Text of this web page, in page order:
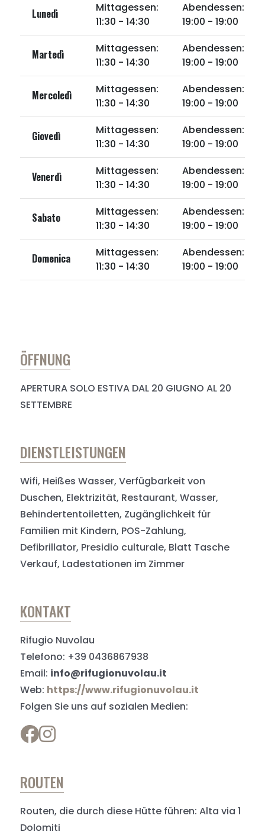
Lunedì
Mittagessen:
11:30 - 14:30
Abendessen:
19:00 - 19:00
Martedì
Mittagessen:
11:30 - 14:30
Abendessen:
19:00 - 19:00
Mercoledì
Mittagessen:
11:30 - 14:30
Abendessen:
19:00 - 19:00
Giovedì
Mittagessen:
11:30 - 14:30
Abendessen:
19:00 - 19:00
Venerdì
Mittagessen:
11:30 - 14:30
Abendessen:
19:00 - 19:00
Sabato
Mittagessen:
11:30 - 14:30
Abendessen:
19:00 - 19:00
Domenica
Mittagessen:
11:30 - 14:30
Abendessen:
19:00 - 19:00
ÖFFNUNG
APERTURA SOLO ESTIVA DAL 20 GIUGNO AL 20
SETTEMBRE
DIENSTLEISTUNGEN
Wifi, Heißes Wasser, Verfügbarkeit von
Duschen, Elektrizität, Restaurant, Wasser,
Behindertentoiletten, Zugänglichkeit für
Familien mit Kindern, POS-Zahlung,
Defibrillator, Presidio culturale, Blatt Tasche
Verkauf, Ladestationen im Zimmer
KONTAKT
Rifugio Nuvolau
Telefono: +39 0436867938
Email: info@rifugionuvolau.it
Web: https://www.rifugionuvolau.it
Folgen Sie uns auf sozialen Medien:
ROUTEN
Routen, die durch diese Hütte führen: Alta via 1
Dolomiti